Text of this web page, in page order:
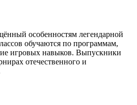
особенностям легендарной
обучаются по программам,
игровых навыков. Выпускники
отечественного и